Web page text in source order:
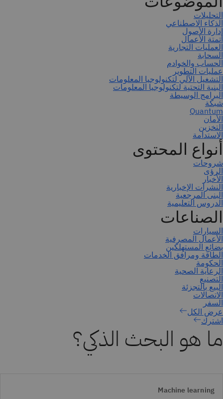
اشترك
ما هو البحث الذكي؟
Machine learning